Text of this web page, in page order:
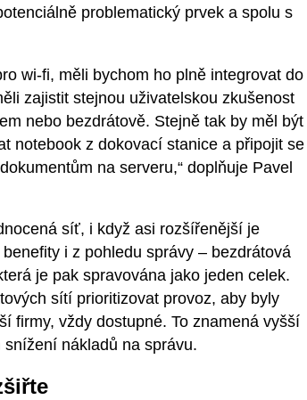
problematický prvek a spolu s
wi-fi, měli bychom ho plně integrovat do
zajistit stejnou uživatelskou zkušenost
nebo bezdrátově. Stejně tak by měl být
notebook z dokovací stanice a připojit se
na serveru,“ doplňuje Pavel
síť, i když asi rozšířenější je
i z pohledu správy – bezdrátová
je pak spravována jako jeden celek.
sítí prioritizovat provoz, aby byly
firmy, vždy dostupné. To znamená vyšší
nákladů na správu.